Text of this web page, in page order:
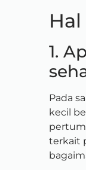
1.
Pada
kecil
terkait